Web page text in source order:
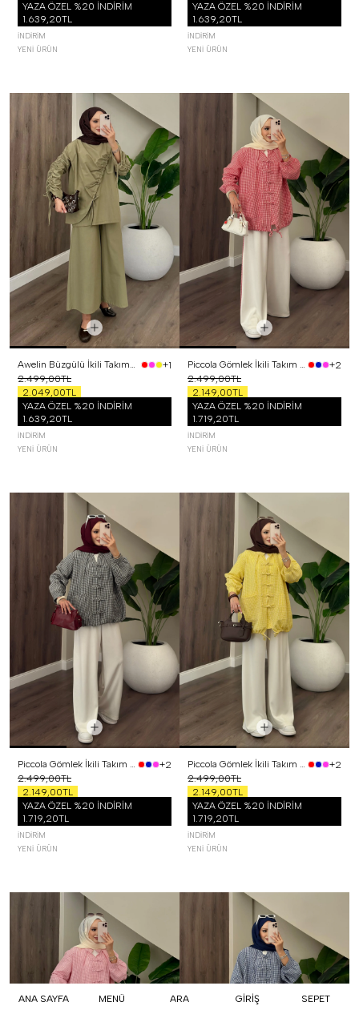
ANA SAYFA MENÜ ARA GİRİŞ SEPET
YAZA ÖZEL %20 İNDİRİM
1.639,20TL
İNDIRIM
YENI ÜRÜN
YAZA ÖZEL %20 İNDİRİM
1.639,20TL
İNDIRIM
YENI ÜRÜN
Awelin Büzgülü İkili Takım Yeşil
+1
2.499,00TL
2.049,00TL
YAZA ÖZEL %20 İNDİRİM
1.639,20TL
İNDIRIM
YENI ÜRÜN
Piccola Gömlek İkili Takım Kırmızı
+2
2.499,00TL
2.149,00TL
YAZA ÖZEL %20 İNDİRİM
1.719,20TL
İNDIRIM
YENI ÜRÜN
Piccola Gömlek İkili Takım Siyah
+2
2.499,00TL
2.149,00TL
YAZA ÖZEL %20 İNDİRİM
1.719,20TL
İNDIRIM
YENI ÜRÜN
Piccola Gömlek İkili Takım Sarı
+2
2.499,00TL
2.149,00TL
YAZA ÖZEL %20 İNDİRİM
1.719,20TL
İNDIRIM
YENI ÜRÜN